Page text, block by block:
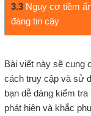
3.3 Nguy cơ tiềm
đáng tin cậy
Bài viết này sẽ cung
cách truy cập và sử
bạn dễ dàng kiểm
phát hiện và khắc